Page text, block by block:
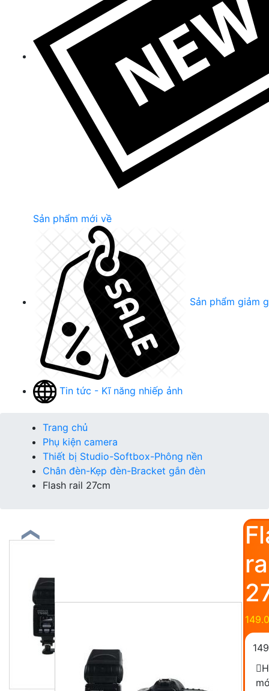
Sản phẩm mới về
Sản phẩm giảm
Tin tức - Kĩ năng nhiếp ảnh
Trang chủ
Phụ kiện camera
Thiết bị Studio-Softbox-Phông nền
Chân đèn-Kẹp đèn-Bracket gắn đèn
Flash rail 27cm
❮